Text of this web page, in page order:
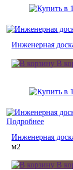
Инженерная
В
Подробнее
Инженерная
м2
В